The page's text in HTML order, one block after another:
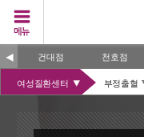
건대점 천호점
여성질환센터 부정출혈